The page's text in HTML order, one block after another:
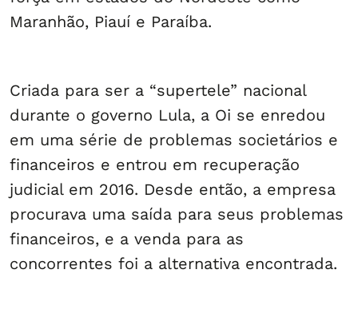
Maranhão, Piauí e Paraíba.
Criada para ser a “supertele” nacional
durante o governo Lula, a Oi se enredou
em uma série de problemas societários e
financeiros e entrou em recuperação
judicial em 2016. Desde então, a empresa
procurava uma saída para seus problemas
financeiros, e a venda para as
concorrentes foi a alternativa encontrada.